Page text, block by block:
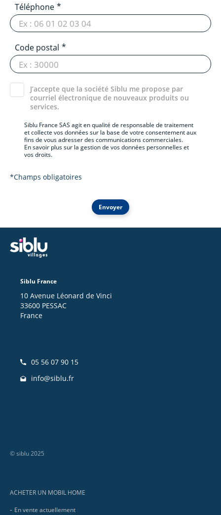
Téléphone
Code postal
J’accepte que la société Siblu me propose par
courriel électronique de nouveaux produits ou
services.
Siblu France SAS agit en qualité de responsable de traitement
et collecte vos données sur la base de votre consentement aux
fins de vous adresser des communications commerciales.
En savoir plus sur la gestion de vos données personnelles et
vos droits.
*Champs obligatoires
Envoyer
Siblu France
10 Avenue Léonard de Vinci
33600 PESSAC
France
05 56 07 90 15
info@siblu.fr
© siblu 2025
ACHETER UN MOBIL HOME
En vente actuellement